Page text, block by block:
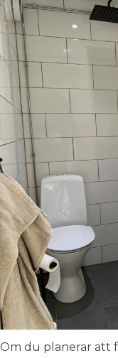
Om du planerar att